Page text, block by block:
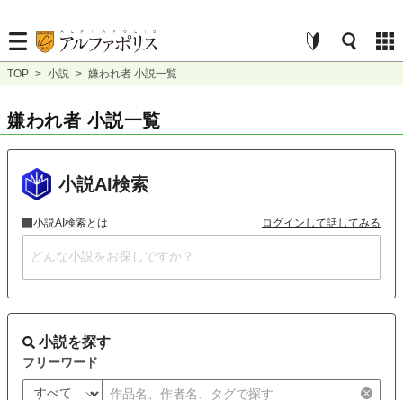
TOP > 小説 > 嫌われ者 小説一覧
嫌われ者 小説一覧
小説AI検索
小説AI検索とは ログインして話してみる
小説を探す
フリーワード